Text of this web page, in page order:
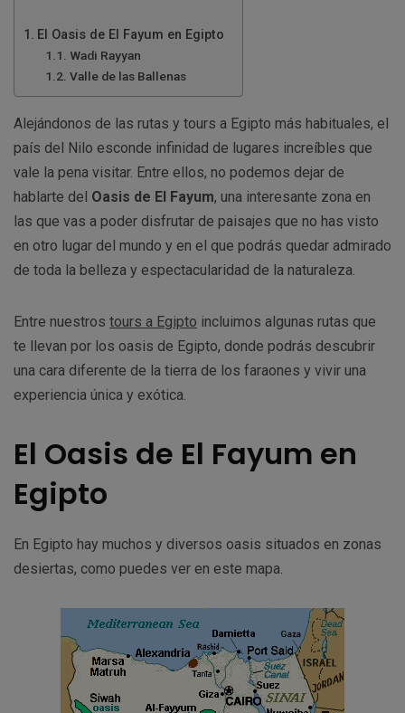
El Oasis de El Fayum en Egipto
Wadi Rayyan
Valle de las Ballenas
Alejándonos de las rutas y tours a Egipto más habituales, el
país del Nilo esconde infinidad de lugares increíbles que
vale la pena visitar. Entre ellos, no podemos dejar de
hablarte del Oasis de El Fayum, una interesante zona en
las que vas a poder disfrutar de paisajes que no has visto
en otro lugar del mundo y en el que podrás quedar admirado
de toda la belleza y espectacularidad de la naturaleza.
Entre nuestros tours a Egipto incluimos algunas rutas que
te llevan por los oasis de Egipto, donde podrás descubrir
una cara diferente de la tierra de los faraones y vivir una
experiencia única y exótica.
El Oasis de El Fayum en
Egipto
En Egipto hay muchos y diversos oasis situados en zonas
desiertas, como puedes ver en este mapa.